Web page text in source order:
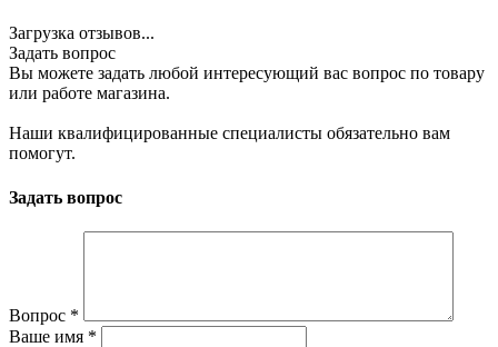
Загрузка отзывов...
Задать вопрос
Вы можете задать любой интересующий вас вопрос по товару
или работе магазина.
Наши квалифицированные специалисты обязательно вам
помогут.
Задать вопрос
Вопрос *
Ваше имя *